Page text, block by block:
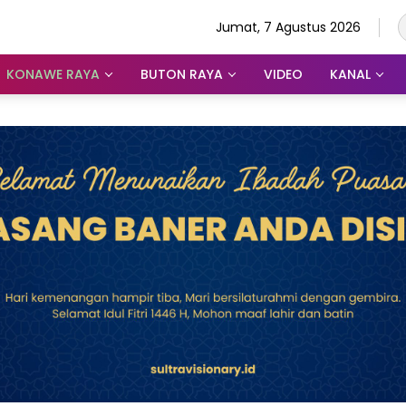
Jumat, 7 Agustus 2026
KONAWE RAYA BUTON RAYA VIDEO KANAL